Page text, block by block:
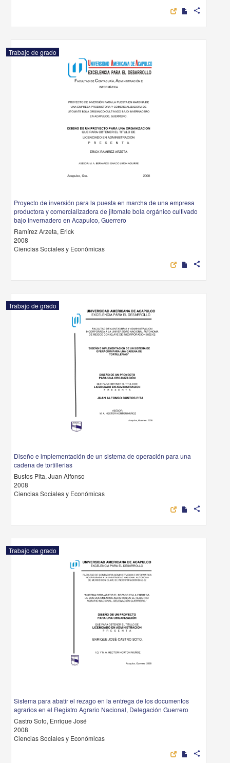
share
Trabajo de grado
Proyecto de inversión para la puesta en marcha de una empresa
productora y comercializadora de jitomate bola orgánico cultivado
bajo invernadero en Acapulco, Guerrero
Ramírez Arzeta, Erick
2008
Ciencias Sociales y Económicas
share
Trabajo de grado
Diseño e implementación de un sistema de operación para una
cadena de tortillerias
Bustos Pita, Juan Alfonso
2008
Ciencias Sociales y Económicas
share
Trabajo de grado
Sistema para abatir el rezago en la entrega de los documentos
agrarios en el Registro Agrario Nacional, Delegación Guerrero
Castro Soto, Enrique José
2008
Ciencias Sociales y Económicas
share